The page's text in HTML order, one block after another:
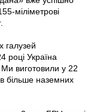
міліметрові
галузей
році Україна
Ми виготовили у 22
більше наземних